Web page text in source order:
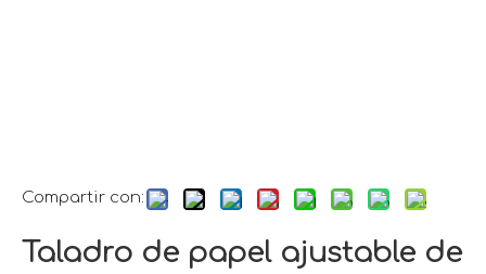
Compartir con:
Taladro de papel ajustable de